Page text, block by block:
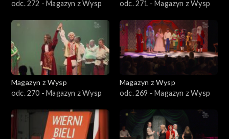
odc. 272 - Magazyn z Wysp
odc. 271 - Magazyn z Wysp
Magazyn z Wysp
odc. 270 - Magazyn z Wysp
Magazyn z Wysp
odc. 269 - Magazyn z Wysp